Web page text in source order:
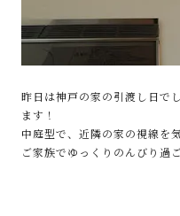
昨日は神戸の家の引渡し日で
ます！
中庭型で、近隣の家の視線を
ご家族でゆっくりのんびり過